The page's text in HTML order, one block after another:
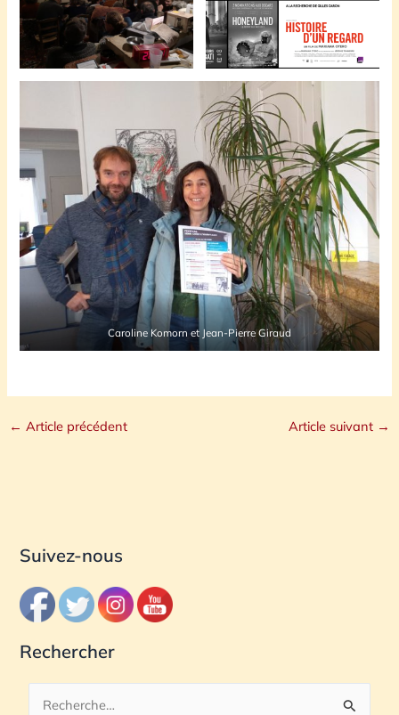
Caroline Komorn et Jean-Pierre Giraud
← Article précédent Article suivant →
Suivez-nous
Rechercher